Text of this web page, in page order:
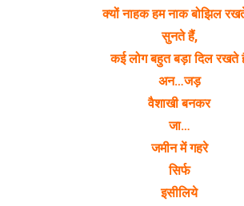
क्यों नाहक हम नाक बोझिल
सुनते हैं,
कई लोग बहुत बड़ा दिल रखते
अन…जड़
वैशाखी बनकर
जा…
जमीन में गहरे
सिर्फ
इसीलिये